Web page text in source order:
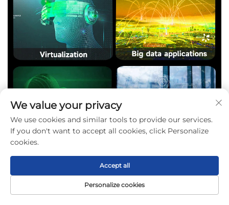
Αρχική σελίδα Προϊόν Σχετικά ΕΠΑΦΗ
We value your privacy
We use cookies and similar tools to provide our services.
If you don't want to accept all cookies, click Personalize
cookies.
Personalize cookies
Accept all